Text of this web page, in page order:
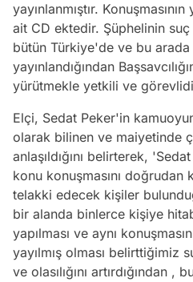
yayınlanmıştır.
ait CD ektedir. Şüphelinin suç
bütün Türkiye'de ve bu
yayınlandığından
yürütmekle yetkili ve
Elçi, Sedat Peker'in
olarak bilinen ve maiyetinde
anlaşıldığını belirterek,
konu konuşmasını
telakki edecek kişiler
bir alanda binlerce kişiye
yapılması ve aynı
yayılmış olması belirttiğimiz
ve olasılığını artırdığından